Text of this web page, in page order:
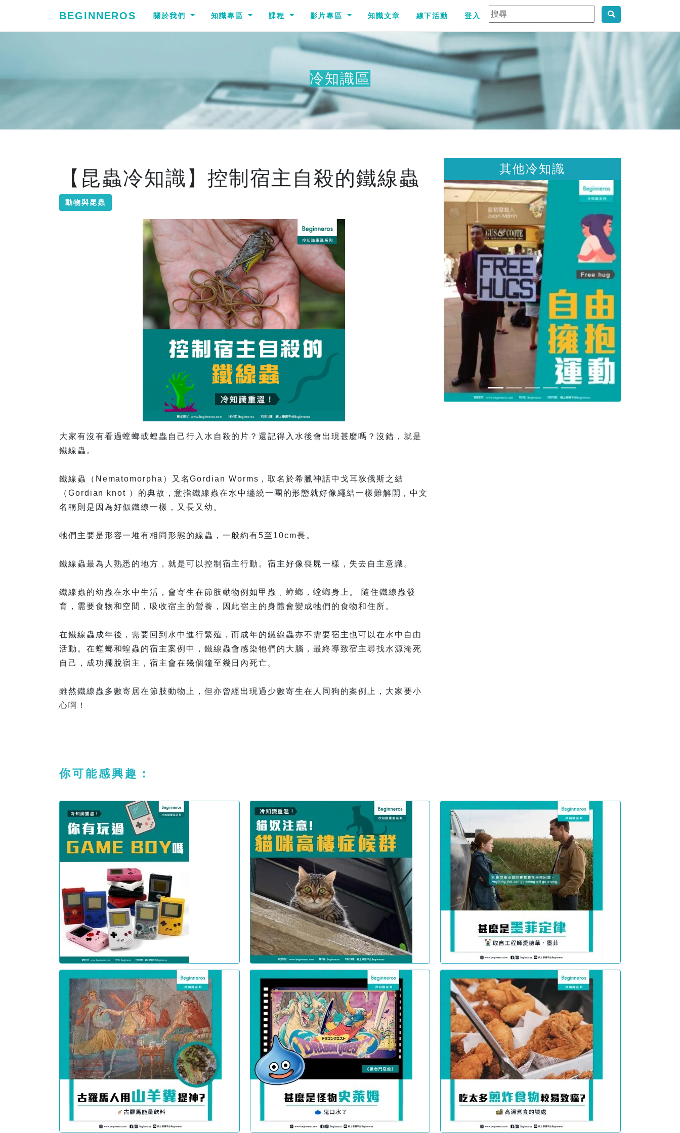
BEGINNEROS 關於我們 知識專區 課程 影片專區 知識文章 線下活動 登入
冷知識區
【昆蟲冷知識】控制宿主自殺的鐵線蟲
動物與昆蟲
大家有沒有看過螳螂或蝗蟲自己行入水自殺的片？還記得入水後會出現甚麼嗎？沒錯，就是
鐵線蟲。
鐵線蟲（Nematomorpha）又名Gordian Worms，取名於希臘神話中戈耳狄俄斯之結
（Gordian knot ）的典故，意指鐵線蟲在水中纏繞一團的形態就好像繩結一樣難解開，中文
名稱則是因為好似鐵線一樣，又長又幼。
牠們主要是形容一堆有相同形態的線蟲，一般約有5至10cm長。
鐵線蟲最為人熟悉的地方，就是可以控制宿主行動。宿主好像喪屍一樣，失去自主意識。
鐵線蟲的幼蟲在水中生活，會寄生在節肢動物例如甲蟲﹑蟑螂，螳螂身上。 隨住鐵線蟲發
育，需要食物和空間，吸收宿主的營養，因此宿主的身體會變成牠們的食物和住所。
在鐵線蟲成年後，需要回到水中進行繁殖，而成年的鐵線蟲亦不需要宿主也可以在水中自由
活動。在螳螂和蝗蟲的宿主案例中，鐵線蟲會感染牠們的大腦，最終導致宿主尋找水源淹死
自己，成功擺脫宿主，宿主會在幾個鐘至幾日內死亡。
雖然鐵線蟲多數寄居在節肢動物上，但亦曾經出現過少數寄生在人同狗的案例上，大家要小
心啊！
其他冷知識 其他冷知識
你可能感興趣：